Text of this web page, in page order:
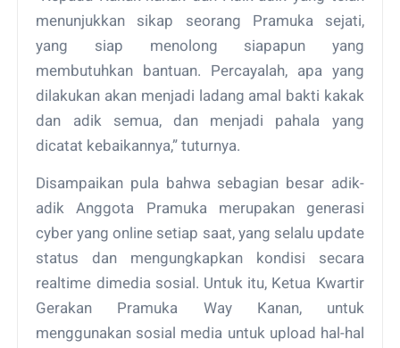
menunjukkan sikap seorang Pramuka sejati,
yang siap menolong siapapun yang
membutuhkan bantuan. Percayalah, apa yang
dilakukan akan menjadi ladang amal bakti kakak
dan adik semua, dan menjadi pahala yang
dicatat kebaikannya,” tuturnya.
Disampaikan pula bahwa sebagian besar adik-
adik Anggota Pramuka merupakan generasi
cyber yang online setiap saat, yang selalu update
status dan mengungkapkan kondisi secara
realtime dimedia sosial. Untuk itu, Ketua Kwartir
Gerakan Pramuka Way Kanan, untuk
menggunakan sosial media untuk upload hal-hal